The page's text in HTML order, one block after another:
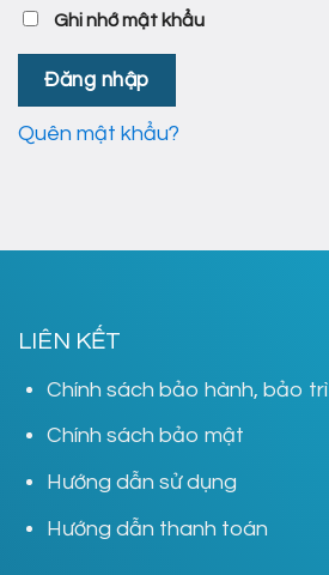
Ghi nhớ mật khẩu
Đăng nhập
Quên mật khẩu?
LIÊN KẾT
Chính sách bảo hành, bảo trì
Chính sách bảo mật
Hướng dẫn sử dụng
Hướng dẫn thanh toán